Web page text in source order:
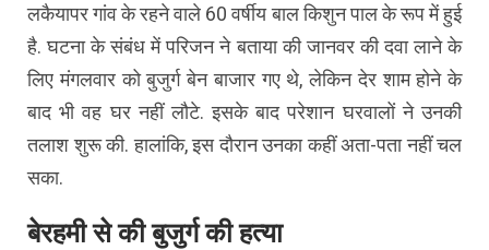
लकैयापर गांव के रहने वाले 60 वर्षीय बाल किशुन पाल के रूप में हुई
है. घटना के संबंध में परिजन ने बताया की जानवर की दवा लाने के
लिए मंगलवार को बुजुर्ग बेन बाजार गए थे, लेकिन देर शाम होने के
बाद भी वह घर नहीं लौटे. इसके बाद परेशान घरवालों ने उनकी
तलाश शुरू की. हालांकि, इस दौरान उनका कहीं अता-पता नहीं चल
सका.
बेरहमी से की बुजुर्ग की हत्या